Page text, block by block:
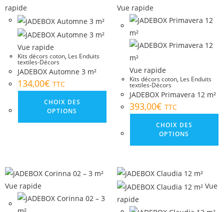
rapide
Vue rapide
Kits décors coton, Les Enduits
textiles-Décors
JADEBOX Automne 3 m²
134,00€ TTC
CHOIX DES
OPTIONS
Vue rapide
Vue rapide
Kits décors coton, Les Enduits
textiles-Décors
JADEBOX Primavera 12 m²
393,00€ TTC
CHOIX DES
OPTIONS
Vue rapide
Vue
rapide